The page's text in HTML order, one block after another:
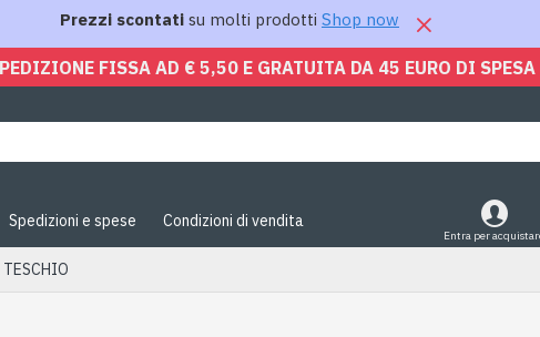
Prezzi scontati su molti prodotti Shop now
FISSA AD € 5,50 E GRATUITA DA 45 EURO DI SPESA
Spedizioni e spese Condizioni di vendita
Entra per